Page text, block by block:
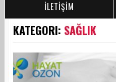
İLETİŞİM
KATEGORI: SAĞLIK